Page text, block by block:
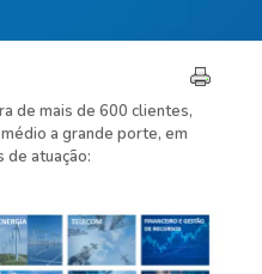
de mais de 600 clientes,
a grande porte, em
de atuação: